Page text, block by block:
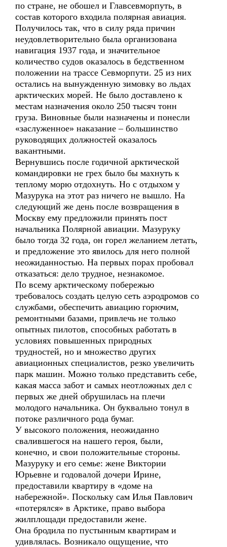
по стране, не обошел и Главсевморпуть, в
состав которого входила полярная авиация.
Получилось так, что в силу ряда причин
неудовлетворительно была организована
навигация 1937 года, и значительное
количество судов оказалось в бедственном
положении на трассе Севморпути. 25 из них
остались на вынужденную зимовку во льдах
арктических морей. Не было доставлено к
местам назначения около 250 тысяч тонн
груза. Виновные были назначены и понесли
«заслуженное» наказание – большинство
руководящих должностей оказалось
вакантными.
Вернувшись после годичной арктической
командировки не грех было бы махнуть к
теплому морю отдохнуть. Но с отдыхом у
Мазурука на этот раз ничего не вышло. На
следующий же день после возвращения в
Москву ему предложили принять пост
начальника Полярной авиации. Мазуруку
было тогда 32 года, он горел желанием летать,
и предложение это явилось для него полной
неожиданностью. На первых порах пробовал
отказаться: дело трудное, незнакомое.
По всему арктическому побережью
требовалось создать целую сеть аэродромов со
службами, обеспечить авиацию горючим,
ремонтными базами, привлечь не только
опытных пилотов, способных работать в
условиях повышенных природных
трудностей, но и множество других
авиационных специалистов, резко увеличить
парк машин. Можно только представить себе,
какая масса забот и самых неотложных дел с
первых же дней обрушилась на плечи
молодого начальника. Он буквально тонул в
потоке различного рода бумаг.
У высокого положения, неожиданно
свалившегося на нашего героя, были,
конечно, и свои положительные стороны.
Мазуруку и его семье: жене Виктории
Юрьевне и годовалой дочери Ирине,
предоставили квартиру в «доме на
набережной». Поскольку сам Илья Павлович
«потерялся» в Арктике, право выбора
жилплощади предоставили жене.
Она бродила по пустынным квартирам и
удивлялась. Возникало ощущение, что